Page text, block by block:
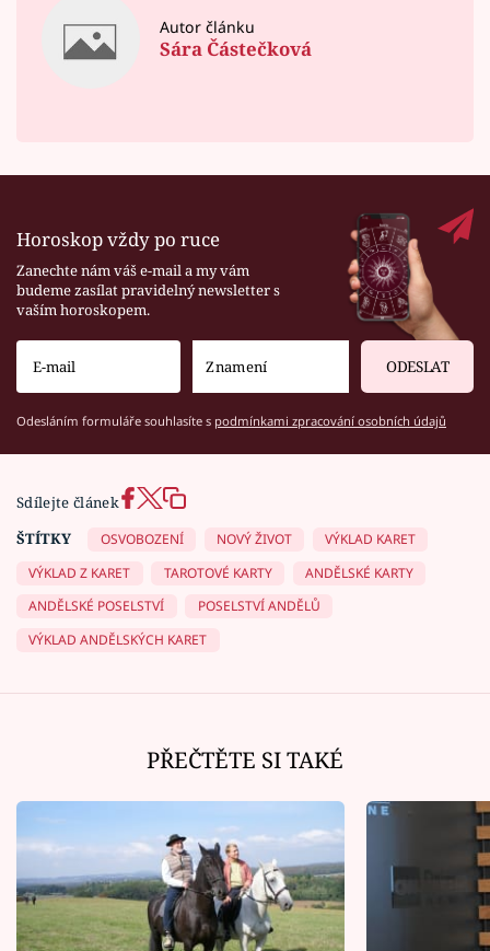
Autor článku
Sára Částečková
Horoskop vždy po ruce
Zanechte nám váš e-mail a my vám
budeme zasílat pravidelný newsletter s
vaším horoskopem.
ODESLAT
Odesláním formuláře souhlasíte s podmínkami zpracování osobních údajů
Sdílejte článek
ŠTÍTKY
OSVOBOZENÍ NOVÝ ŽIVOT
VÝKLAD KARET
VÝKLAD Z KARET
TAROTOVÉ KARTY
ANDĚLSKÉ KARTY
ANDĚLSKÉ POSELSTVÍ
POSELSTVÍ ANDĚLŮ
VÝKLAD ANDĚLSKÝCH KARET
PŘEČTĚTE SI TAKÉ